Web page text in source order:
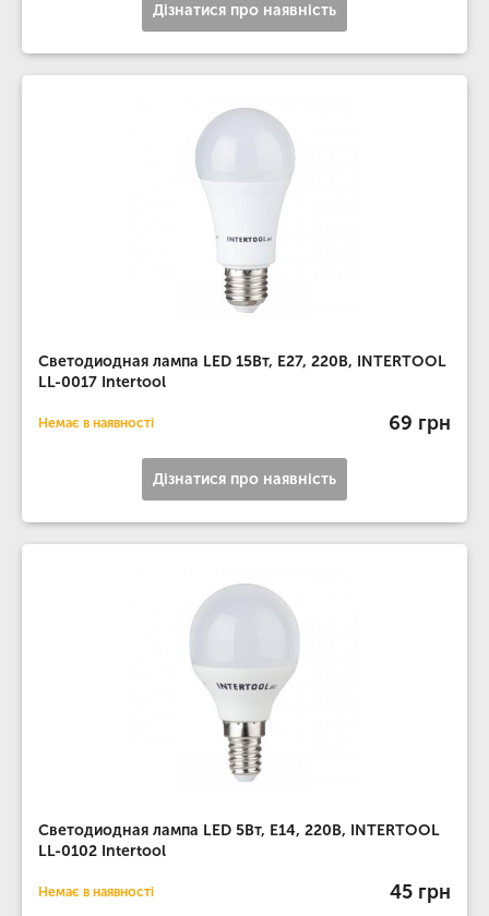
Дізнатися про наявність
Светодиодная лампа LED 15Вт, E27, 220В, INTERTOOL
LL-0017 Intertool
Немає в наявності 69 грн
Дізнатися про наявність
Светодиодная лампа LED 5Вт, E14, 220В, INTERTOOL
LL-0102 Intertool
Немає в наявності 45 грн